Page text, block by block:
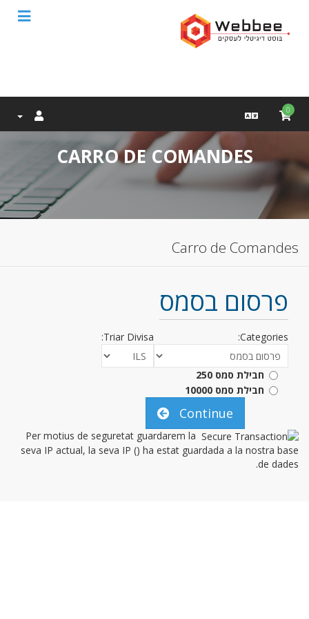
0
CARRO DE COMANDES
Carro de Comandes
פרסום בסמס
Categories:
Triar Divisa:
חבילת סמס 250
חבילת סמס 10000
Continue
Per motius de seguretat guardarem la
seva IP actual, la seva IP () ha estat guardada a la nostra base
de dades.